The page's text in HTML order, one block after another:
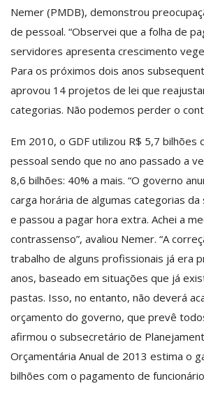
Nemer (PMDB), demonstrou
de pessoal. “Observei que a folha de
servidores apresenta crescimento
Para os próximos dois anos
aprovou 14 projetos de lei que
categorias. Não podemos perder o
Em 2010, o GDF utilizou R$ 5,7 bilhões
pessoal sendo que no ano passado a
8,6 bilhões: 40% a mais. “O governo
carga horária de algumas categorias
e passou a pagar hora extra. Achei a
contrassenso”, avaliou Nemer. “A
trabalho de alguns profissionais já era
anos, baseado em situações que já
pastas. Isso, no entanto, não deverá
orçamento do governo, que prevê
afirmou o subsecretário de
Orçamentária Anual de 2013 estima o
bilhões com o pagamento de